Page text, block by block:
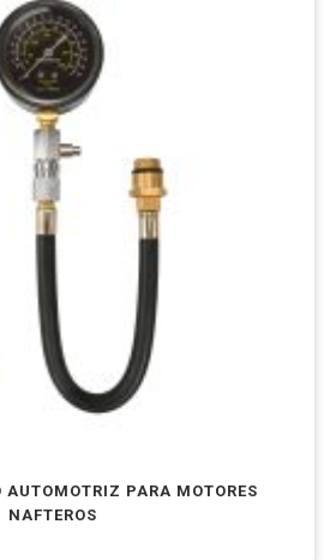
AUTOMOTRIZ PARA MOTORES
NAFTEROS